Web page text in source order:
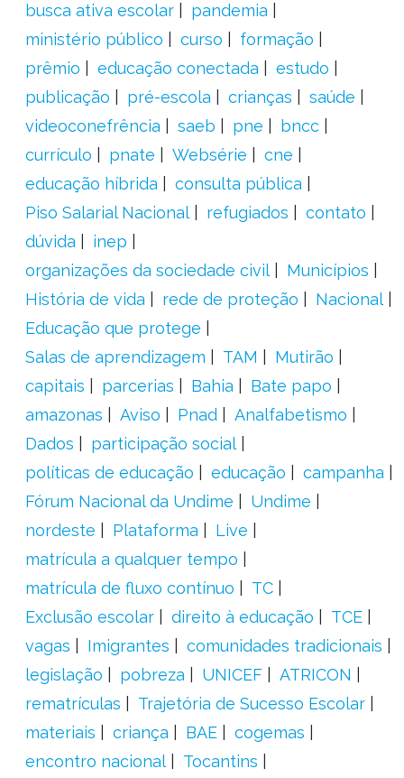
busca ativa escolar
pandemia
ministério público
curso
formação
prêmio
educação conectada
estudo
publicação
pré-escola crianças
saúde
videoconefrência
saeb pne
bncc
currículo
pnate Websérie
cne
educação híbrida
consulta pública
Piso Salarial Nacional
refugiados
contato
dúvida
inep
organizações da sociedade civil
Municípios
História de vida
rede de proteção
Nacional
Educação que protege
Salas de aprendizagem
TAM
Mutirão
capitais
parcerias Bahia
Bate papo
amazonas
Aviso Pnad
Analfabetismo
Dados
participação social
políticas de educação
educação
campanha
Fórum Nacional da Undime
Undime
nordeste
Plataforma
Live
matrícula a qualquer tempo
matrícula de fluxo contínuo
TC
Exclusão escolar
direito à educação
TCE
vagas
Imigrantes
comunidades tradicionais
legislação
pobreza UNICEF
ATRICON
rematrículas
Trajetória de Sucesso Escolar
materiais
criança BAE
cogemas
encontro nacional
Tocantins